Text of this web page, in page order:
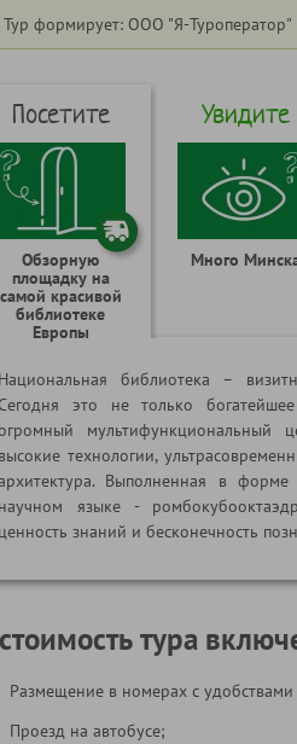
Тур формирует: ООО "Я-Туроператор"
Посетите
Обзорную
площадку на
самой красивой
библиотеке
Европы
Увидите
Много
Национальная библиотека –
Сегодня это не только
мультифункциональный
высокие технологии,
Выполненная в форме
научном языке -
ценность знаний и бесконечность
тура
Размещение в номерах с
Проезд на автобусе;